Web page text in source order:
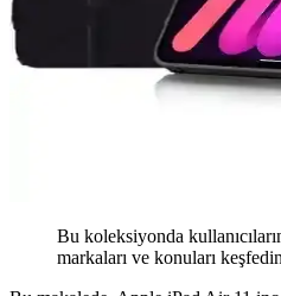
Bu koleksiyonda
markaları ve konuları